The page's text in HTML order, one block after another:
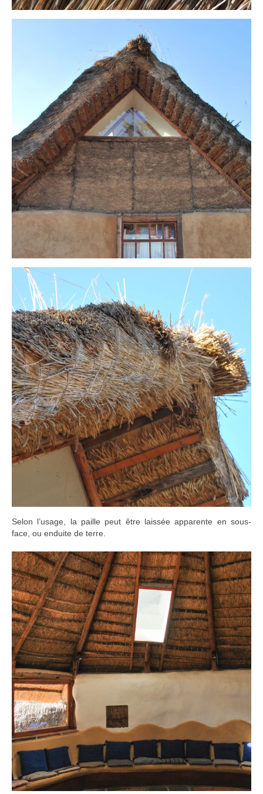
Selon l’usage, la paille peut être laissée apparente en sous-
face, ou enduite de terre.